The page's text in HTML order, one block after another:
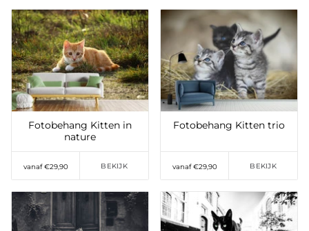
Toevoegen aan
verlanglijst
Fotobehang Kitten in
nature
vanaf €29,90 BEKIJK
Toevoegen aan
verlanglijst
Fotobehang Kitten trio
vanaf €29,90 BEKIJK